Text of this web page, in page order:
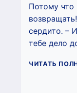
Потому что
сердито. –
тебе дело
ЧИТАТЬ